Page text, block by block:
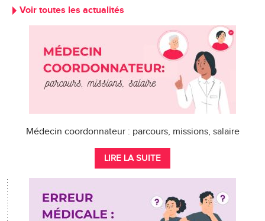
Voir toutes les actualités
Médecin coordonnateur : parcours, missions, salaire
LIRE LA SUITE